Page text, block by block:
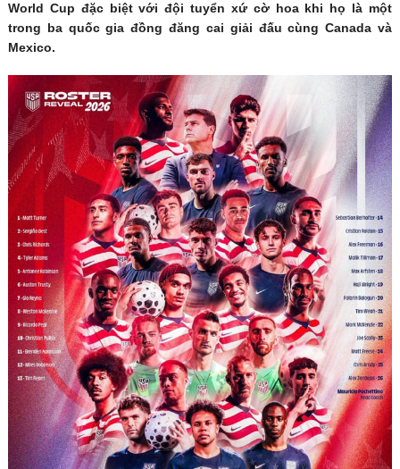
World Cup đặc biệt với đội tuyển xứ cờ hoa khi họ là một
trong ba quốc gia đồng đăng cai giải đấu cùng Canada và
Mexico.